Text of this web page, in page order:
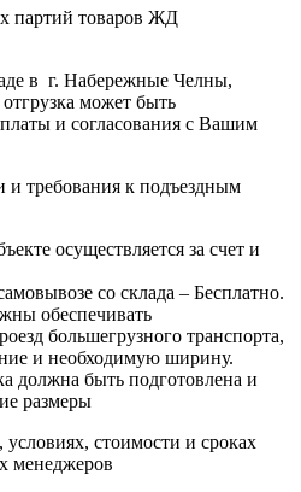
партий товаров ЖД
в г. Набережные Челны,
может быть
и согласования с Вашим
и требования к подъездным
осуществляется за счет и
со склада – Бесплатно.
обеспечивать
большегрузного транспорта,
и необходимую ширину.
должна быть подготовлена и
размеры
стоимости и сроках
менеджеров